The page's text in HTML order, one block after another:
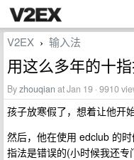
V2EX › 输入法
用这么多年的十
Byzhouqian at Jan 19 · 9910
孩子放寒假了，想着让他开
然后，他在使用 edclub 的
指法是错误的(小时候我还